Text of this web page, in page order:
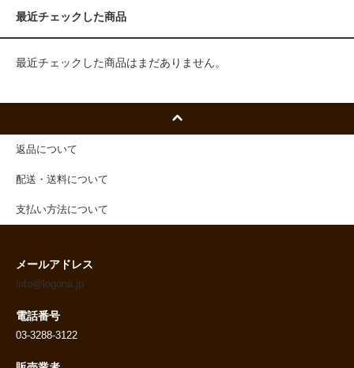
最近チェックした商品
最近チェックした商品はまだありません。
返品について
配送・送料について
支払い方法について
メールアドレス
info@logona.jp
電話番号
03-3288-3122